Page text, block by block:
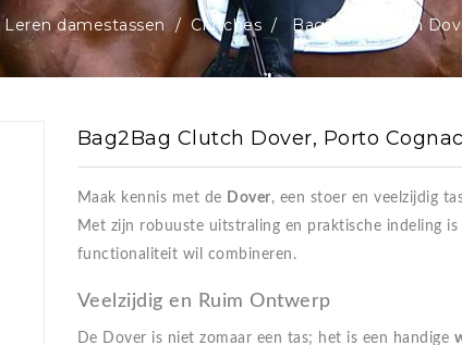
Leren damestassen Clutches Bag2Bag clutch
Bag2Bag Clutch Dover, Porto Cognac
Maak kennis met de Dover, een stoer en veelzijdig
Met zijn robuuste uitstraling en praktische indeling
functionaliteit wil combineren.
Veelzijdig en Ruim Ontwerp
De Dover is niet zomaar een tas; het is een handige